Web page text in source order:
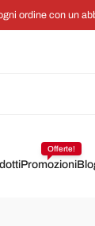
ordine con un
Promozioni
Offerte!